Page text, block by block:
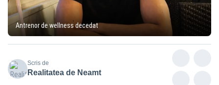
Antrenor de wellness decedat
Scris de
Realitatea de Neamt